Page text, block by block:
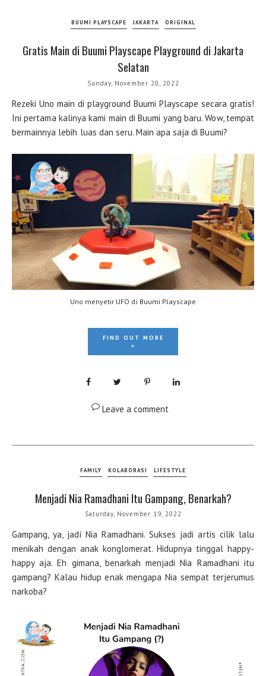
BUUMI PLAYSCAPE JAKARTA ORIGINAL
Gratis Main di Buumi Playscape Playground di Jakarta
Selatan
Sunday, November 20, 2022
Rezeki Uno main di playground Buumi Playscape secara gratis!
Ini pertama kalinya kami main di Buumi yang baru. Wow, tempat
bermainnya lebih luas dan seru. Main apa saja di Buumi?
Uno menyetir UFO di Buumi Playscape
FIND OUT MORE
»
Leave a comment
FAMILY KOLABORASI LIFESTYLE
Menjadi Nia Ramadhani Itu Gampang, Benarkah?
Saturday, November 19, 2022
Gampang, ya, jadi Nia Ramadhani. Sukses jadi artis cilik lalu
menikah dengan anak konglomerat. Hidupnya tinggal happy-
happy aja. Eh gimana, benarkah menjadi Nia Ramadhani itu
gampang? Kalau hidup enak mengapa Nia sempat terjerumus
narkoba?